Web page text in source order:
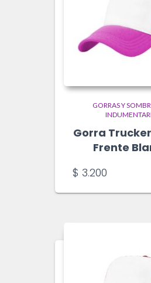
GORRAS Y
Gorra
Frente
$ 3.200